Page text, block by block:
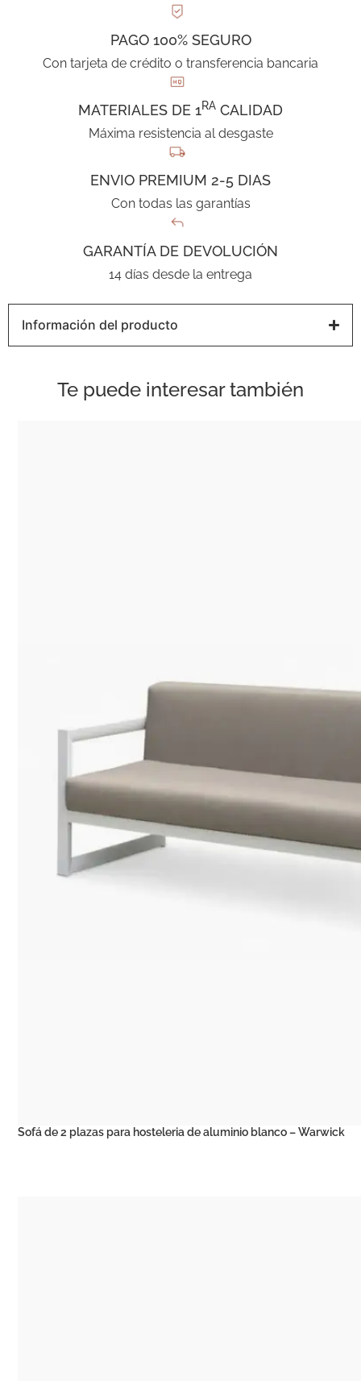
PAGO 100% SEGURO
Con tarjeta de crédito o transferencia bancaria
MATERIALES DE 1RA CALIDAD
Máxima resistencia al desgaste
ENVIO PREMIUM 2-5 DIAS
Con todas las garantías
GARANTÍA DE DEVOLUCIÓN
14 días desde la entrega
Información del producto
Te puede interesar también
Sofá de 2 plazas para hosteleria de aluminio blanco – Warwick